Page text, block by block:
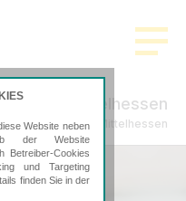
ADVISA Mittelhessen
in Mittelhessen
Website neben
der Website
Betreiber-Cookies
und Targeting
finden Sie in der